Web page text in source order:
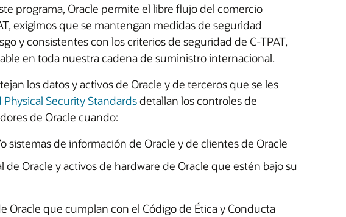
programa, Oracle permite el libre flujo del comercio
exigimos que se mantengan medidas de seguridad
y consistentes con los criterios de seguridad de C-TPAT,
en toda nuestra cadena de suministro internacional.
los datos y activos de Oracle y de terceros que se les
Security Standardsdetallan los controles de
de Oracle cuando:
sistemas de información de Oracle y de clientes de Oracle
Oracle y activos de hardware de Oracle que estén bajo su
Oracle que cumplan con el Código de Ética y Conducta